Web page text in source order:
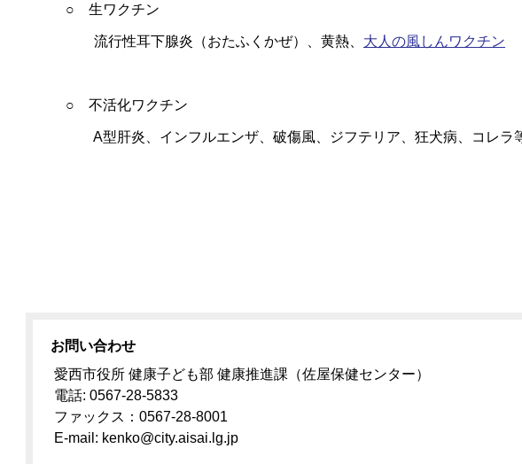
○ 生ワクチン
流行性耳下腺炎（おたふくかぜ）、黄熱、 大人の風しんワクチン
○ 不活化ワクチン
A型肝炎、インフルエンザ、破傷風、ジフテリア、狂犬病、コレラ
お問い合わせ
愛西市役所 健康子ども部 健康推進課（佐屋保健センター）
電話: 0567-28-5833
ファックス：0567-28-8001
E-mail: kenko@city.aisai.lg.jp